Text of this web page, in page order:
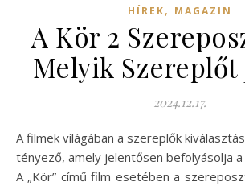
HÍREK, MAGAZIN
A Kör 2
Melyik Szereplőt
2024.12.17.
A filmek világában a szereplők kiválasztása kulcsfontosságú
tényező, amely jelentősen befolyásolja
A „Kör” című film esetében a